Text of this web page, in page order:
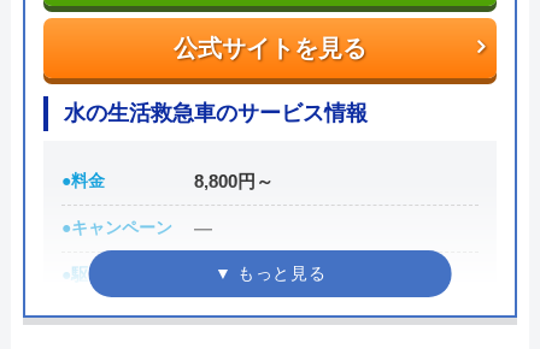
も不要です。施工前に必ず修理内容と費用を提示
し、施主が納得した上で修理を行います。
公式サイトを見る
0120-707-053
株式会社クリーンライフの基本情報
公式サイトを見る
水の生活救急車のサービス情報
●料金 8,800円～
●キャンペーン ―
●駆けつけ時間 最短30分
●受付時間 8:00-22:00